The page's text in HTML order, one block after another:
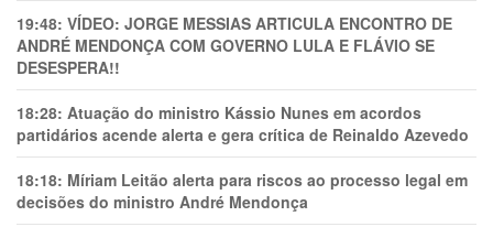
19:48: VÍDEO: JORGE MESSIAS ARTICULA ENCONTRO DE
ANDRÉ MENDONÇA COM GOVERNO LULA E FLÁVIO SE
DESESPERA!!
18:28: Atuação do ministro Kássio Nunes em acordos
partidários acende alerta e gera crítica de Reinaldo Azevedo
18:18: Míriam Leitão alerta para riscos ao processo legal em
decisões do ministro André Mendonça